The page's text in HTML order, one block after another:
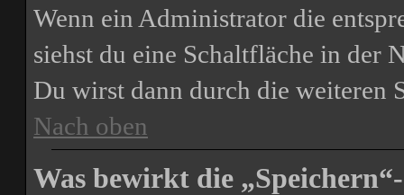
Wenn ein Administrator die
siehst du eine Schaltfläche in der
Du wirst dann durch die weiteren
Nach oben
Was bewirkt die